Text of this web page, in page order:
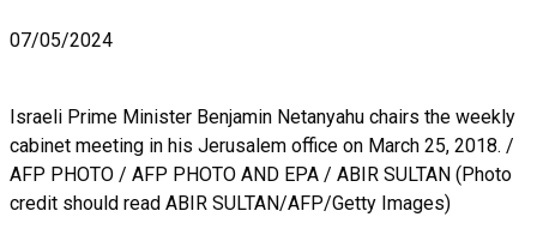
07/05/2024
Israeli Prime Minister Benjamin Netanyahu chairs the weekly
cabinet meeting in his Jerusalem office on March 25, 2018. /
AFP PHOTO / AFP PHOTO AND EPA / ABIR SULTAN (Photo
credit should read ABIR SULTAN/AFP/Getty Images)